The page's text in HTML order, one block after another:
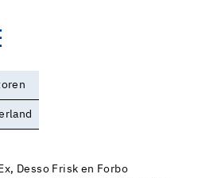
Desso Frisk en Forbo